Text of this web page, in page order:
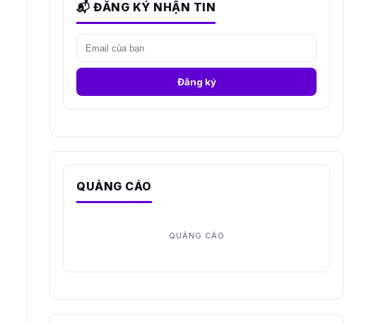
📬 ĐĂNG KÝ NHẬN TIN
Đăng ký
QUẢNG CÁO